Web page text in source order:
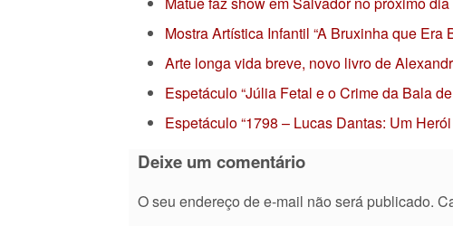
Mostra Artística Infantil “A Bruxinha que
Arte longa vida breve, novo livro de
Espetáculo “Júlia Fetal e o Crime da Bala
Espetáculo “1798 – Lucas Dantas: Um
Deixe um comentário
O seu endereço de e-mail não será publicado.